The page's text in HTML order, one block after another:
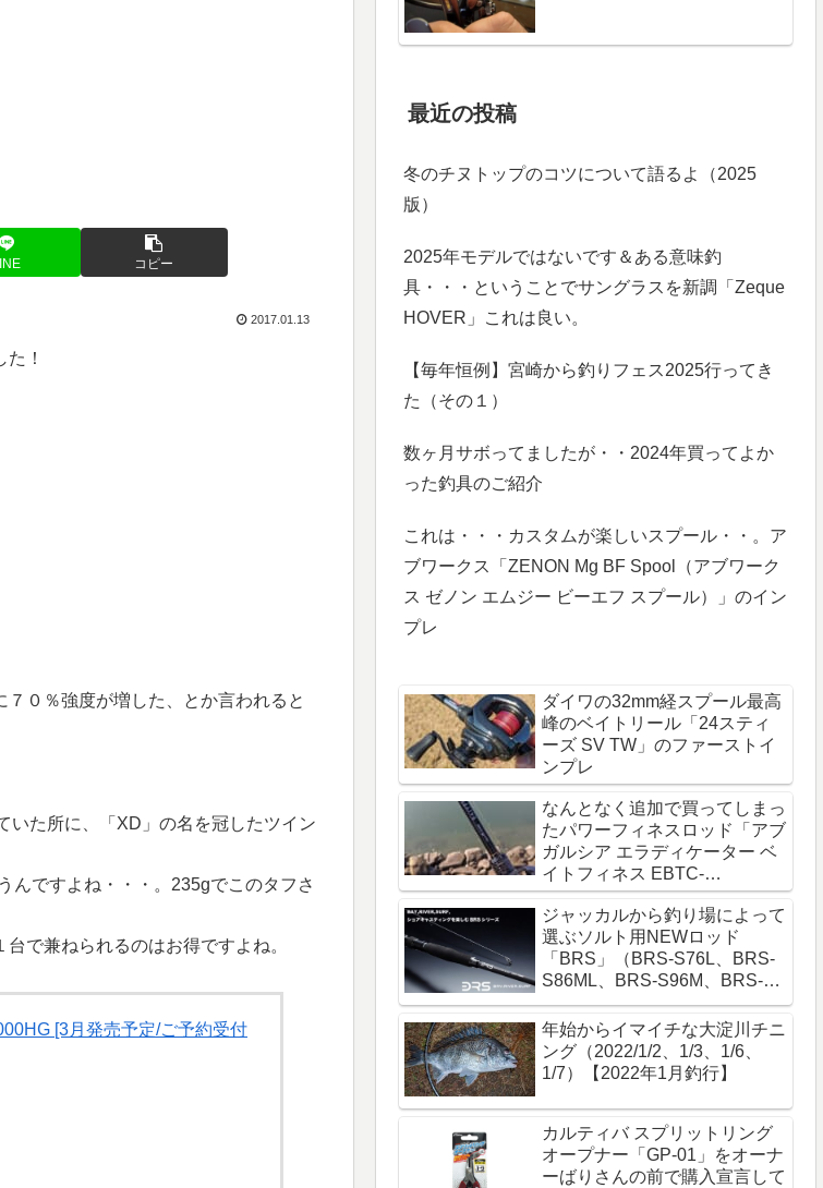
コピー
2017.01.13
！
０％強度が増した、とか言われると
いた所に、「XD」の名を冠したツイン
んですよね・・・。235gでこのタフさ
で兼ねられるのはお得ですよね。
[3月発売予定/ご予約受付
最近の投稿
冬のチヌトップのコツについて語るよ（2025
版）
2025年モデルではないです＆ある意味釣
具・・・ということでサングラスを新調「Zeque
HOVER」これは良い。
【毎年恒例】宮崎から釣りフェス2025行ってき
た（その１）
数ヶ月サボってましたが・・2024年買ってよか
った釣具のご紹介
これは・・・カスタムが楽しいスプール・・。ア
ブワークス「ZENON Mg BF Spool（アブワーク
ス ゼノン エムジー ビーエフ スプール）」のイン
プレ
ダイワの32mm経スプール最高
峰のベイトリール「24スティ
ーズ SV TW」のファーストイ
ンプレ
なんとなく追加で買ってしまっ
たパワーフィネスロッド「アブ
ガルシア エラディケーター ベ
イトフィネス EBTC-
710MLT+PF」のインプレ
ジャッカルから釣り場によって
選ぶソルト用NEWロッド
「BRS」（BRS-S76L、BRS-
S86ML、BRS-S96M、BRS-
S106MH）が登場！
年始からイマイチな大淀川チニ
ング（2022/1/2、1/3、1/6、
1/7）【2022年1月釣行】
カルティバ スプリットリング
オープナー「GP-01」をオーナ
ーばりさんの前で購入宣言して